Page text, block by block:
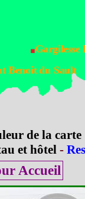
Benoit du Sault
de la carte
et hôtel-
Accueil